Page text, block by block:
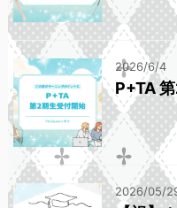
2026/6/4
P+TA
2026/05/